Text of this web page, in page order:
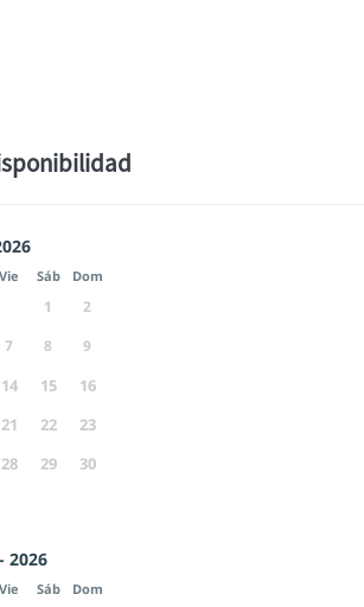
Vie Sáb Dom
1
2
7 8 9
14 15
16
21 22
23
28 29
30
2026
Vie Sáb Dom